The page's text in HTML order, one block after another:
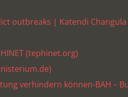
outbreaks | Katendi Changula
(tephinet.org)
verhindern können-BAH –